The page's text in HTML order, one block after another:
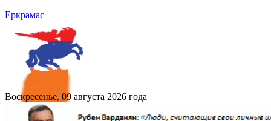
Еркрамас
Воскресенье, 09 августа 2026 года